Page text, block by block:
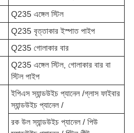
Q235 এঙ্গেল স্টিল
Q235 বৃত্তাকার ইস্পাত পাইপ
Q235 গোলাকার বার
Q235 এঙ্গেল স্টিল, গোলাকার বার বা
স্টিল পাইপ
ইপিএস স্যান্ডউইচ প্যানেল /গ্লাস ফাইবার
স্যান্ডউইচ প্যানেল /
রক উল স্যান্ডউইচ প্যানেল / পিউ